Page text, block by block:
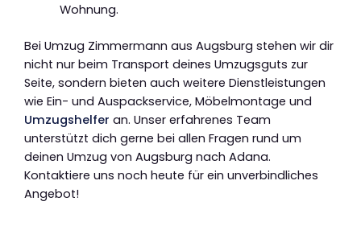
Wohnung.
Bei Umzug Zimmermann aus Augsburg stehen wir dir
nicht nur beim Transport deines Umzugsguts zur
Seite, sondern bieten auch weitere Dienstleistungen
wie Ein- und Auspackservice, Möbelmontage und
Umzugshelfer an. Unser erfahrenes Team
unterstützt dich gerne bei allen Fragen rund um
deinen Umzug von Augsburg nach Adana.
Kontaktiere uns noch heute für ein unverbindliches
Angebot!